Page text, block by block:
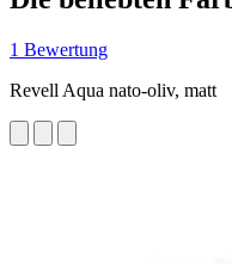
1 Bewertung
Revell Aqua nato-oliv, matt